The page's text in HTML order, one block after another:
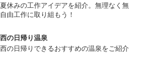
休みの工作アイデアを紹介。無理なく無
由工作に取り組もう！
の日帰り温泉
の日帰りできるおすすめの温泉をご紹介